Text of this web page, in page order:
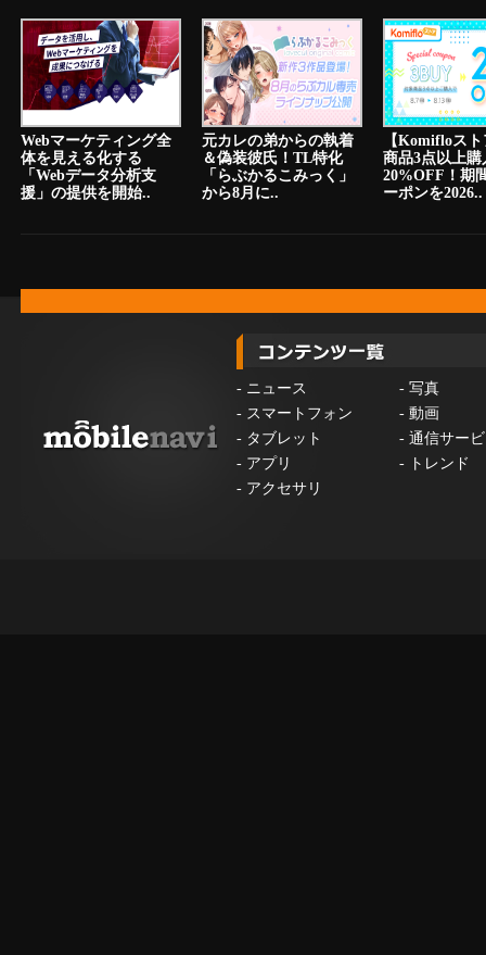
Webマーケティング全
体を見える化する
「Webデータ分析支
援」の提供を開始..
元カレの弟からの執着
＆偽装彼氏！TL特化
「らぶかるこみっく」
から8月に..
【Komifloス
商品3点以上購
20%OFF！期
ーポンを2026..
- ニュース - 写真
- スマートフォン - 動画
- タブレット - 通信サー
- アプリ -
トレンド
- アクセサリ